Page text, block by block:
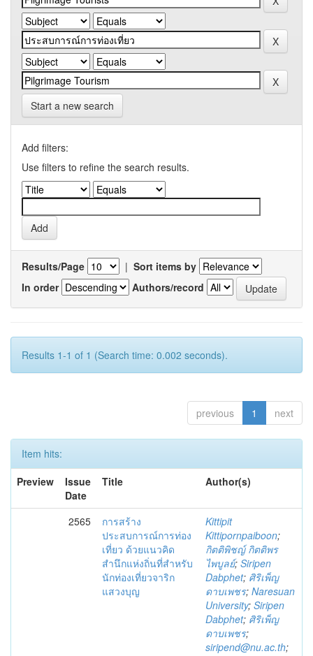
Start a new search
Add filters:
Use filters to refine the search results.
Results/Page | Sort items by
In order
Authors/record
Results 1-1 of 1 (Search time: 0.002 seconds).
previous 1 next
Item hits:
Preview
Issue
Date
Title Author(s)
2565
การสร้าง
ประสบการณ์การท่อง
เที่ยว ด้วยแนวคิด
สำนึกแห่งถิ่นที่สำหรับ
นักท่องเที่ยวจาริก
แสวงบุญ
Kittipit
Kittipornpaiboon;
กิตติพิชญ์ กิตติพร
ไพบูลย์; Siripen
Dabphet; ศิริเพ็ญ
ดาบเพชร; Naresuan
University; Siripen
Dabphet; ศิริเพ็ญ
ดาบเพชร;
siripend@nu.ac.th;